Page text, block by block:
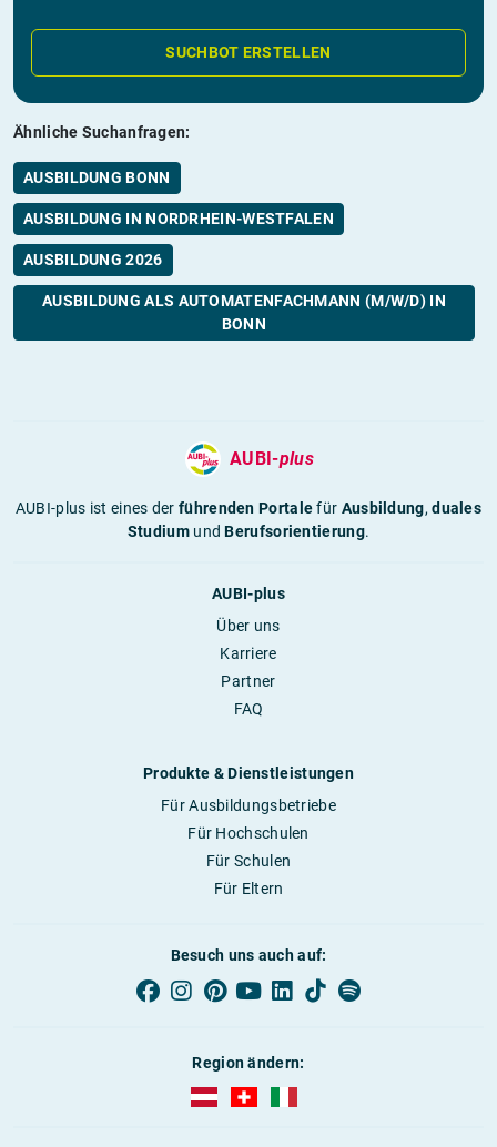
SUCHBOT ERSTELLEN
Ähnliche Suchanfragen:
AUSBILDUNG BONN
AUSBILDUNG IN NORDRHEIN-WESTFALEN
AUSBILDUNG 2026
AUSBILDUNG ALS AUTOMATENFACHMANN (M/W/D) IN
BONN
AUBI-plus
AUBI-plus ist eines derführenden Portalefür Ausbildung,duales
StudiumundBerufsorientierung.
AUBI-plus
Über uns
Karriere
Partner
FAQ
Produkte & Dienstleistungen
Für Ausbildungsbetriebe
Für Hochschulen
Für Schulen
Für Eltern
Besuch uns auch auf:
Region ändern:
AUBI-plus Österreich (deutsch)
AUBI-plus Schweiz (deutsch)
AUBI-plus Italien (deutsch)